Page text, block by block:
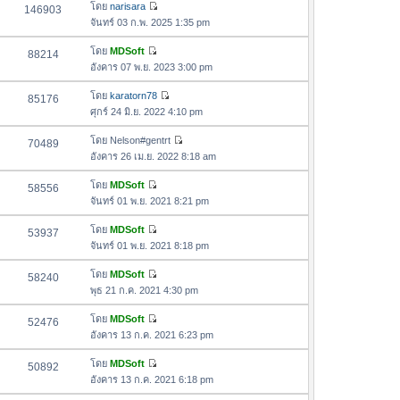
ม
ล่
สุ
ด
ค
ว
ม
ล่
า
สุ
146903 โดย narisara
ดู
ข้
ค
ว
า
ม
ล่
า
สุ
จันทร์ 03 ก.พ. 2025 1:35 pm
88214 โดย MDSoft
ดู
ข้
อ
ค
ว
า
ม
ล่
สุ
อังคาร 07 พ.ย. 2023 3:00 pm
85176 โดย karatorn78
ดู
ข้
อ
ค
ว
ม
ล่
สุ
ศุกร์ 24 มิ.ย. 2022 4:10 pm
70489 โดย Nelson#gentrt
ดู
ข้
ค
ว
ม
ล่
สุ
อังคาร 26 เม.ย. 2022 8:18 am
58556 โดย MDSoft
ดู
ข้
ค
ว
ม
ล่
สุ
จันทร์ 01 พ.ย. 2021 8:21 pm
53937 โดย MDSoft
ดู
ข้
ค
ว
ม
ล่
สุ
จันทร์ 01 พ.ย. 2021 8:18 pm
58240 โดย MDSoft
ดู
ข้
ค
ว
ม
พุธ 21 ก.ค. 2021 4:30 pm
52476 โดย MDSoft
ดู
ข้
ค
ว
อังคาร 13 ก.ค. 2021 6:23 pm
50892 โดย MDSoft
ดู
ข้
อังคาร 13 ก.ค. 2021 6:18 pm